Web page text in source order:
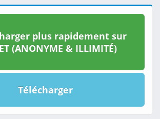
plus rapidement sur
(ANONYME & ILLIMITÉ)
Télécharger